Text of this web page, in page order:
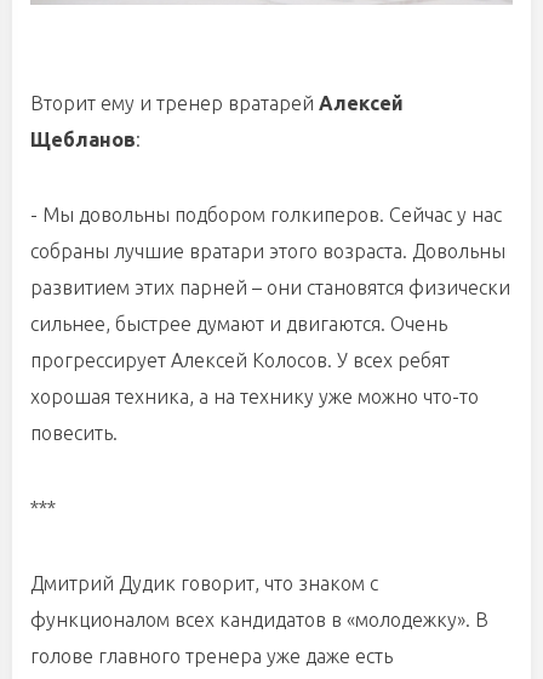
Вторит ему и тренер вратарей Алексей
Щебланов:
- Мы довольны подбором голкиперов. Сейчас у нас
собраны лучшие вратари этого возраста. Довольны
развитием этих парней – они становятся физически
сильнее, быстрее думают и двигаются. Очень
прогрессирует Алексей Колосов. У всех ребят
хорошая техника, а на технику уже можно что-то
повесить.
***
Дмитрий Дудик говорит, что знаком с
функционалом всех кандидатов в «молодежку». В
голове главного тренера уже даже есть